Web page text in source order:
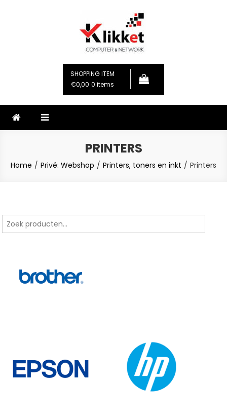
Klikket SHOPPING ITEM
€0,00 0 items
PRINTERS
Home Privé: Webshop Printers, toners en inkt Printers
Zoeken